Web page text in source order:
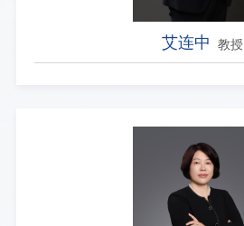
艾连中 教授